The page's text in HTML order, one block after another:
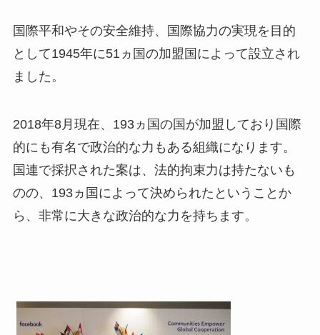
国際平和やその安全維持、国際協力の実現を目的
として1945年に51ヵ国の加盟国によって設立され
ました。
2018年8月現在、193ヵ国の国が加盟しており国際
的にも有名で政治的な力もある組織になります。
国連で採択された案は、法的拘束力は持たないも
のの、193ヵ国によって決められたということか
ら、非常に大きな政治的な力を持ちます。